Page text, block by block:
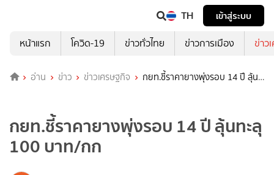
TH
เข้าสู่ระบบ
หน้าแรก
โควิด-19 ข่าวทั่วไทย ข่าวการเมือง ข่าว
อ่าน ข่าว ข่าวเศรษฐกิจ
กยท.ชี้ราคายางพุ่งรอบ 14 ปี ลุ้น
กยท.ชี้ราคายางพุ่งรอบ 14 ปี ลุ้นทะลุ
100 บาท/กก